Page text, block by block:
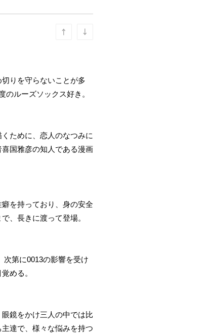
りを守らないことが多
ルーズソックス好き。
ために、恋人のなつみに
国雅彦の知人である漫画
を持っており、身の安全
、長きに渡って登場。
次第に0013の影響を受け
める。
鏡をかけ三人の中では比
達で、様々な悩みを持つ